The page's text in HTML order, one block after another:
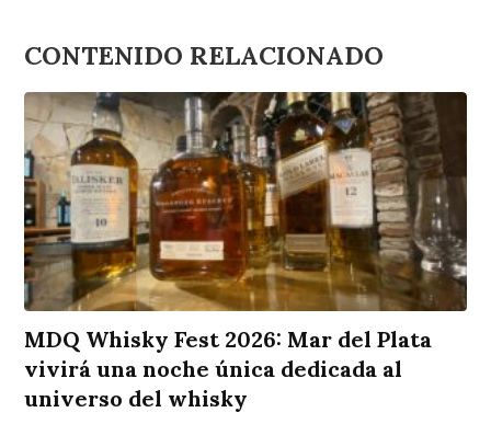
CONTENIDO RELACIONADO
MDQ Whisky Fest 2026: Mar del Plata
vivirá una noche única dedicada al
universo del whisky